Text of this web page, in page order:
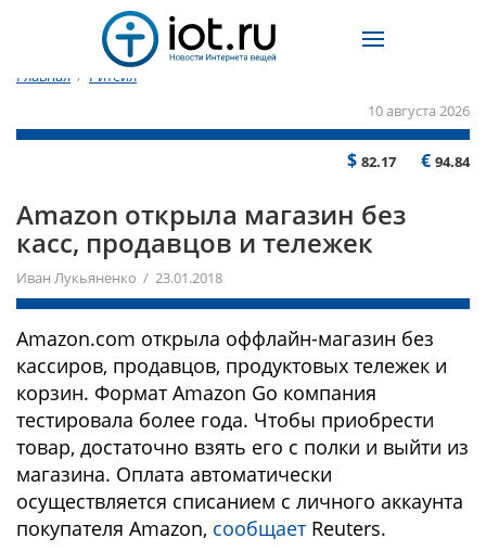
Главная / Ритейл
10 августа 2026
$ 82.17 € 94.84
Amazon открыла магазин без
касс, продавцов и тележек
Иван Лукьяненко / 23.01.2018
Amazon.com открыла оффлайн-магазин без
кассиров, продавцов, продуктовых тележек и
корзин. Формат Amazon Go компания
тестировала более года. Чтобы приобрести
товар, достаточно взять его с полки и выйти из
магазина. Оплата автоматически
осуществляется списанием с личного аккаунта
покупателя Amazon, сообщает Reuters.